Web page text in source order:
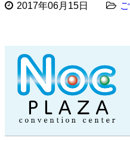
2017年06月15日